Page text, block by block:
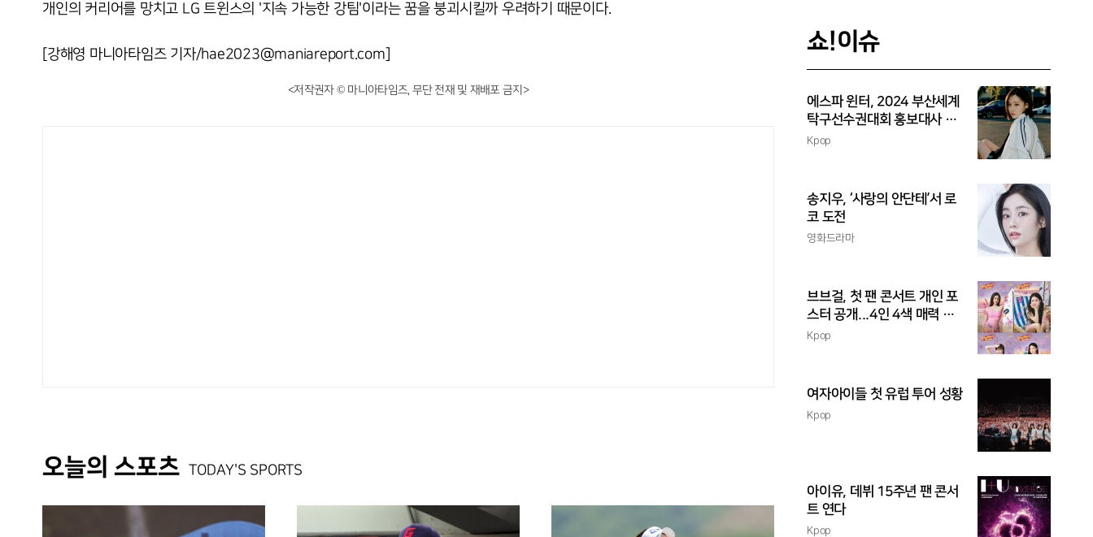
개인의 커리어를 망치고 LG 트윈스의 '지속 가능한 강팀'이라는 꿈을 붕괴시킬까 우려하기 때문이다.
[강해영 마니아타임즈 기자/hae2023@maniareport.com]
<저작권자 © 마니아타임즈, 무단 전재 및 재배포 금지>
오늘의 스포츠 TODAY'S SPORTS
쇼!이슈
에스파 윈터, 2024 부산세계
탁구선수권대회 홍보대사 위
촉
Kpop
송지우, ‘사랑의 안단테’서 로
코 도전
영화드라마
브브걸, 첫 팬 콘서트 개인 포
스터 공개...4인 4색 매력 발
산
Kpop
여자아이들 첫 유럽 투어 성황
Kpop
아이유, 데뷔 15주년 팬 콘서
트 연다
Kpop